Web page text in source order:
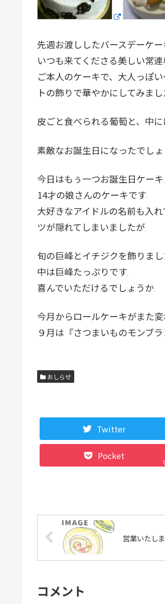
先週お渡ししたバースデーケー
いつも来てくださる美しい常
ご本人のケーキで、大人っぽ
トの飾りで華やかにしてみま
皮ごと食べられる葡萄と、中
素敵なお誕生日になったでしょ
今日はもぅ一つお誕生日ケーキ
14才の娘さんのケーキです
大好きなアイドルの名前も入れ
ツが隠れてしまいましたが
旬の巨峰とイチジクを飾りま
中は巨峰たっぷりです
喜んでいただけるでしょうか
今月からロールケーキがまた
９月は『さつまいものモンブ
おしらせ
Twitter
Pocket
営業いたし
コメント